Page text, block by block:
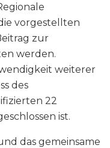
vorgestellten
zur
werden.
weiterer
des
22
ist.
das gemeinsame